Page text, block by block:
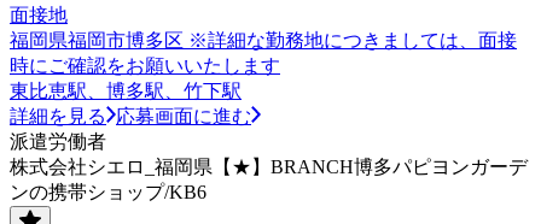
面接地
福岡県福岡市博多区 ※詳細な勤務地につきましては、面接
時にご確認をお願いいたします
東比恵駅、博多駅、竹下駅
詳細を見る
応募画面に進む
派遣労働者
株式会社シエロ_福岡県【★】BRANCH博多パピヨンガーデ
ンの携帯ショップ/KB6